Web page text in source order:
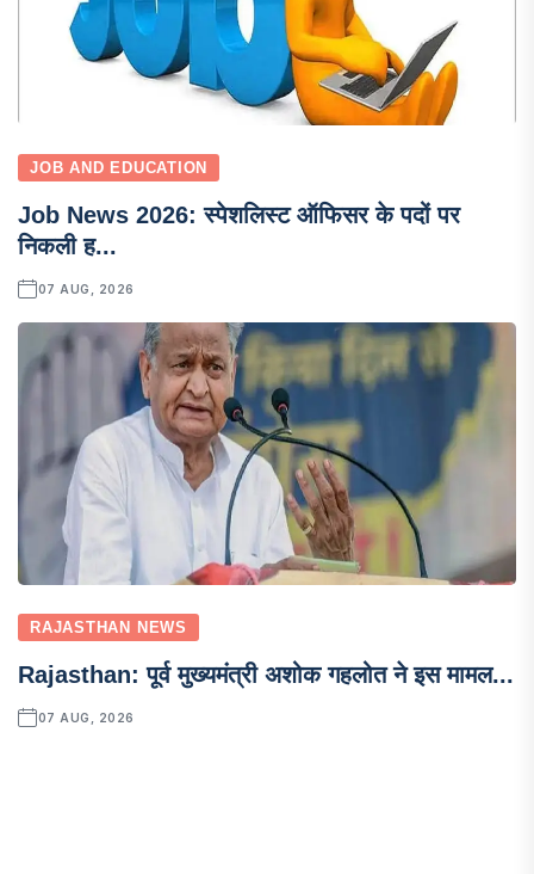
JOB AND EDUCATION
Job News 2026: स्पेशलिस्ट ऑफिसर के पदों पर
निकली ह...
07 AUG, 2026
RAJASTHAN NEWS
Rajasthan: पूर्व मुख्यमंत्री अशोक गहलोत ने इस मामल...
07 AUG, 2026